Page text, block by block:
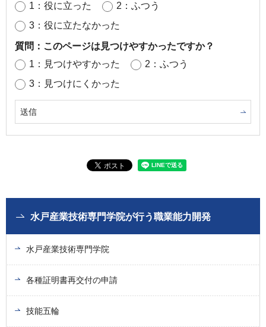
1：役に立った
2：ふつう
3：役に立たなかった
質問：このページは見つけやすかったですか？
1：見つけやすかった
2：ふつう
3：見つけにくかった
水戸産業技術専門学院が行う職業能力開発
水戸産業技術専門学院
各種証明書再交付の申請
技能五輪